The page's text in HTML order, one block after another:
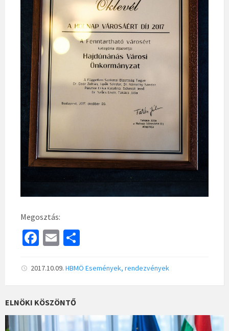
Megosztás:
Fa
b
o
o
k
E
ai
l
ar
e
2017.10.09. HBMÖ Események, rendezvények
ELNÖKI KÖSZÖNTŐ